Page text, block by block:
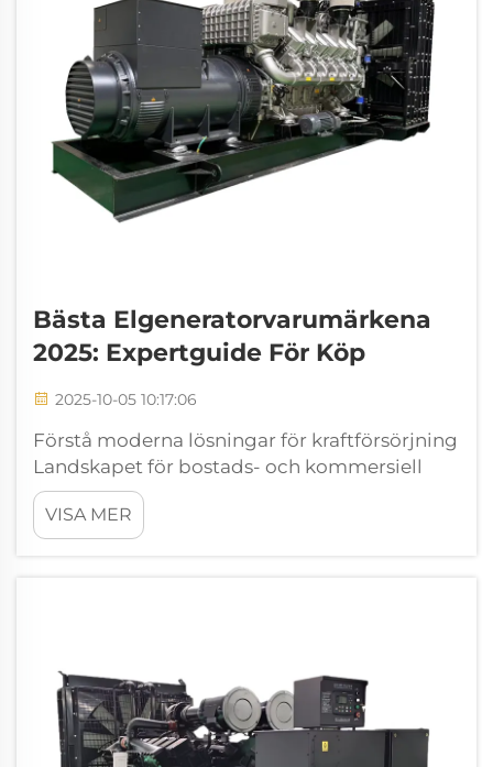
Bästa Elgeneratorvarumärkena
2025: Expertguide För Köp
2025-10-05 10:17:06
Förstå moderna lösningar för kraftförsörjning
Landskapet för bostads- och kommersiell
kraftförsörjning har utvecklats dramatiskt de
senaste åren. När vår beroende av elektriska
apparater ökar har tillgång till en pålitlig
VISA MER